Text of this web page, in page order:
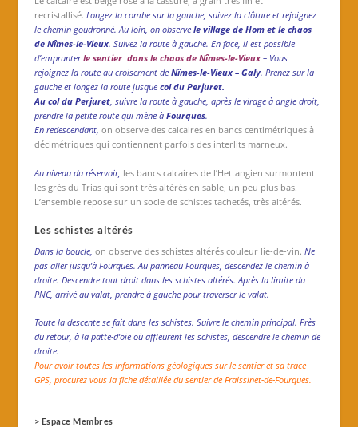
recristallisé. Longez la combe sur la gauche, suivez la clôture et rejoignez
le chemin goudronné. Au loin, on observe le village de Hom et le chaos
de Nîmes-le-Vieux. Suivez la route à gauche. En face, il est possible
d’emprunterle sentier dans le chaos de Nîmes-le-Vieux– Vous
rejoignez la route au croisement de Nîmes-le-Vieux – Galy. Prenez sur la
gauche et longez la route jusque col du Perjuret.
Au col du Perjuret, suivre la route à gauche, après le virage à angle droit,
prendre la petite route qui mène à Fourques.
En redescendant, on observe des calcaires en bancs centimétriques à
décimétriques qui contiennent parfois des interlits marneux.
Au niveau du réservoir, les bancs calcaires de l’Hettangien surmontent
les grès du Trias qui sont très altérés en sable, un peu plus bas.
L’ensemble repose sur un socle de schistes tachetés, très altérés.
Les schistes altérés
Dans la boucle, on observe des schistes altérés couleur lie-de-vin. Ne
pas aller jusqu’à Fourques. Au panneau Fourques, descendez le chemin à
droite. Descendre tout droit dans les schistes altérés. Après la limite du
PNC, arrivé au valat, prendre à gauche pour traverser le valat.
Toute la descente se fait dans les schistes. Suivre le chemin principal. Près
du retour, à la patte-d’oie où affleurent les schistes, descendre le chemin de
droite.
Pour avoir toutes les informations géologiques sur le sentier et sa trace
GPS, procurez vous la fiche détaillée du sentier de Fraissinet-de-Fourques.
> Espace Membres